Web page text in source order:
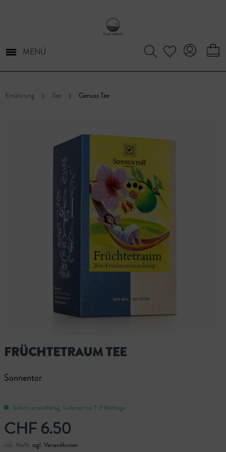
MENÜ
Ernährung Tee Genuss Tee
FRÜCHTETRAUM TEE
Sonnentor
Sofort versandfertig, Lieferzeit ca. 1-3 Werktage
CHF 6.50
inkl. MwSt. zzgl. Versandkosten